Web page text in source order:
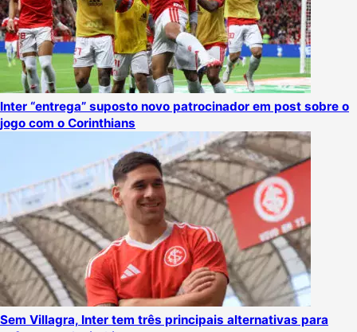
Inter “entrega” suposto novo patrocinador em post sobre o
jogo com o Corinthians
Sem Villagra, Inter tem três principais alternativas para